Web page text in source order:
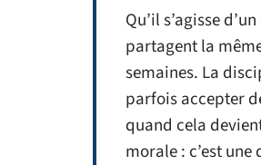
Qu’il s’agisse
partagent la
semaines. La
parfois accepter
quand cela
morale : c’est